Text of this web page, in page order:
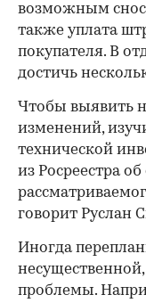
возможным
также уплата
покупателя. В
достичь
Чтобы выявить
изменений,
технической
из Росреестра
говорит Руслан
Иногда
проблемы.